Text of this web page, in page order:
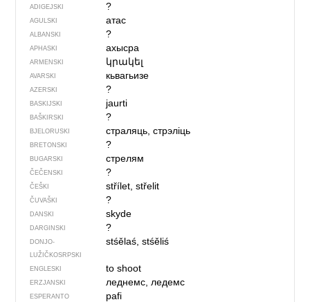
ADIGEJSKI ?
AGULSKI атас
ALBANSKI ?
APHASKI ахысра
ARMENSKI կրակել
AVARSKI кьвагьизе
AZERSKI ?
BASKIJSKI jaurti
BAŠKIRSKI ?
BJELORUSKI страляць, стрэліць
BRETONSKI ?
BUGARSKI стрелям
ČEČENSKI ?
ČEŠKI střílet, střelit
ČUVAŠKI ?
DANSKI skyde
DARGINSKI ?
DONJO­
LUŽIČKOSRPSKI
stśělaś, stśěliś
ENGLESKI to shoot
ERZJANSKI леднемс, ледемс
ESPERANTO pafi